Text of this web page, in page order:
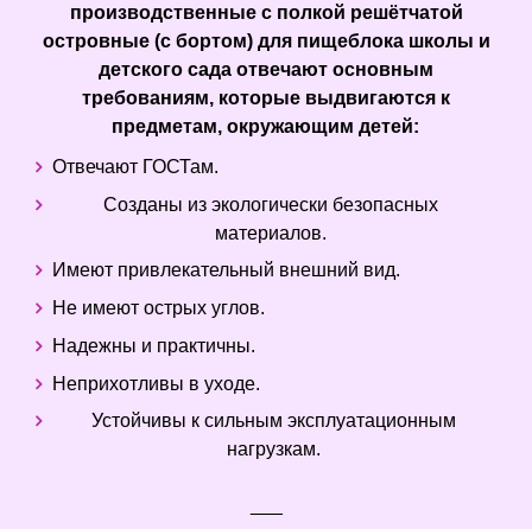
производственные с полкой решётчатой
островные (с бортом) для пищеблока школы и
детского сада отвечают основным
требованиям, которые выдвигаются к
предметам, окружающим детей:
Отвечают ГОСТам.
Созданы из экологически безопасных
материалов.
Имеют привлекательный внешний вид.
Не имеют острых углов.
Надежны и практичны.
Неприхотливы в уходе.
Устойчивы к сильным эксплуатационным
нагрузкам.